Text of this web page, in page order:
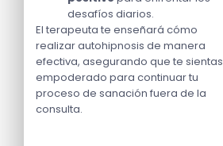
desafíos diarios.
El terapeuta te enseñará cómo
realizar autohipnosis de manera
efectiva, asegurando que te sientas
empoderado para continuar tu
proceso de sanación fuera de la
consulta.